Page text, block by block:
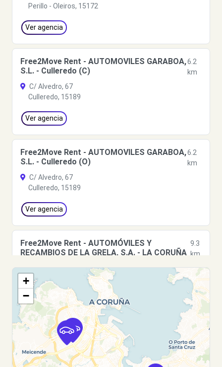
Perillo - Oleiros, 15172
Ver agencia
Free2Move Rent - AUTOMOVILES GARABOA,
S.L. - Culleredo (C)
6.2
km
C/ Alvedro, 67
Culleredo, 15189
Ver agencia
Free2Move Rent - AUTOMOVILES GARABOA,
S.L. - Culleredo (O)
6.2
km
C/ Alvedro, 67
Culleredo, 15189
Ver agencia
Free2Move Rent - AUTOMÓVILES Y
RECAMBIOS DE LA GRELA, S.A. - LA CORUÑA
9.3
km
CALLE SEVERO OCHOA, 8
LA CORUÑA, 15008
Ver agencia
Free2Move Rent - TALLERES CARRERA E
HIJOS, S.L. - Coruña (A) (C)
9.6
km
+
−